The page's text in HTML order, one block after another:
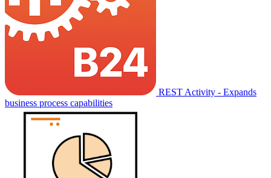
REST Activity - Expands
business process capabilities